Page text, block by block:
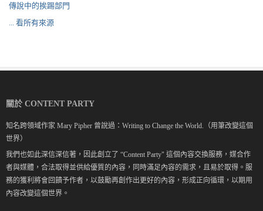
傳說中的挨踢部門
... 看所有來源
關於 CONTENT PARTY
知名跨領域作家 Mary Pipher 曾說過：Writing to Change the World.（用筆改變這個
世界）
我們也如此深信深信著，因此創立了 “Content Party" 這個內容交換服務，媒合作
者與媒體，合法取得並供給優質的內容，同時滿足內容的需求，且易於取得。服
務的獲利將會回饋予作者，以鼓勵再創作出更好的內容，形成正向循環，以期用
內容改變這個世界。